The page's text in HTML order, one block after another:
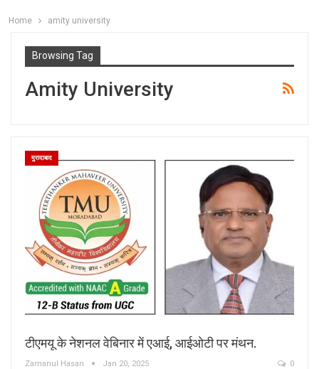
Home amity university
Browsing Tag
Amity University
मुरादाबाद
टीएमयू के नेशनल वेबिनार में एआई, आईओटी पर मंथन.
Zamanul Hasan Jan 20, 2025 0